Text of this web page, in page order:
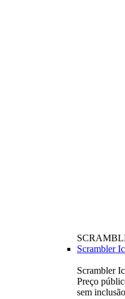
Scrambler
Scrambler
Preço
sem